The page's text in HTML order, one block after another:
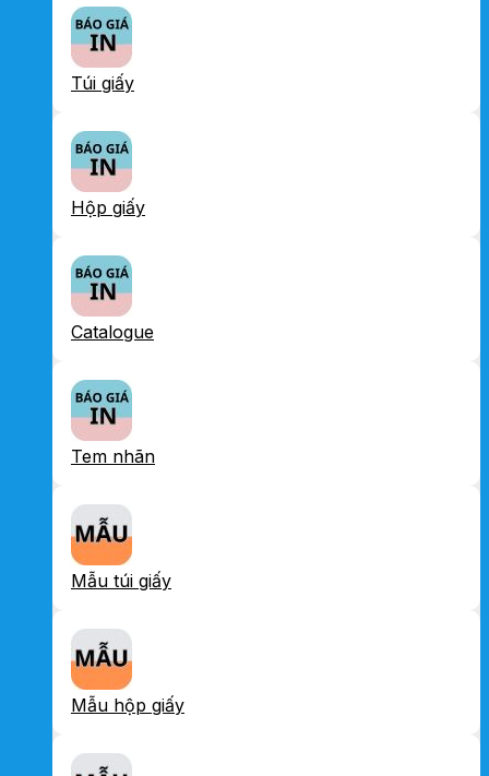
Túi giấy
Hộp giấy
Catalogue
Tem nhãn
Mẫu túi giấy
Mẫu hộp giấy